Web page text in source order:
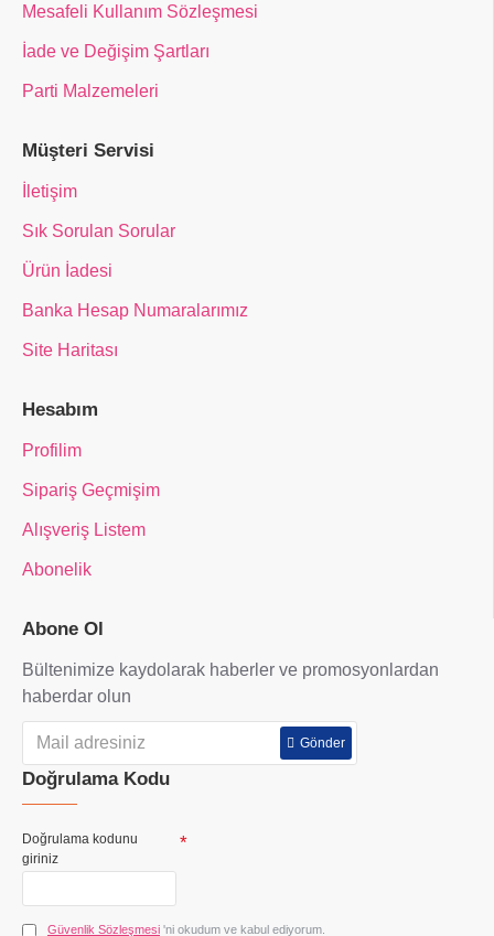
Mesafeli Kullanım Sözleşmesi
İade ve Değişim Şartları
Parti Malzemeleri
Müşteri Servisi
İletişim
Sık Sorulan Sorular
Ürün İadesi
Banka Hesap Numaralarımız
Site Haritası
Hesabım
Profilim
Sipariş Geçmişim
Alışveriş Listem
Abonelik
Abone Ol
Bültenimize kaydolarak haberler ve promosyonlardan
haberdar olun
Gönder
Doğrulama Kodu
Doğrulama kodunu
giriniz
Güvenlik Sözleşmesi 'ni okudum ve kabul ediyorum.